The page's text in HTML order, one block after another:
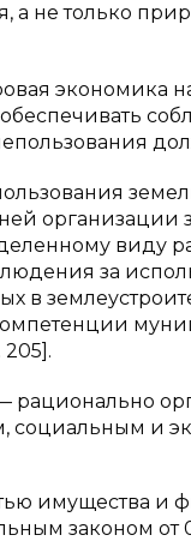
а не только
экономика
организации
виду
за
в
социальным и
имущества и
законом